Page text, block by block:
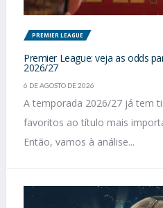
PREMIER LEAGUE
Premier League: veja as odds
2026/27
6 DE AGOSTO DE 2026
A temporada 2026/27 já tem
favoritos ao título mais
Então, vamos à análise...